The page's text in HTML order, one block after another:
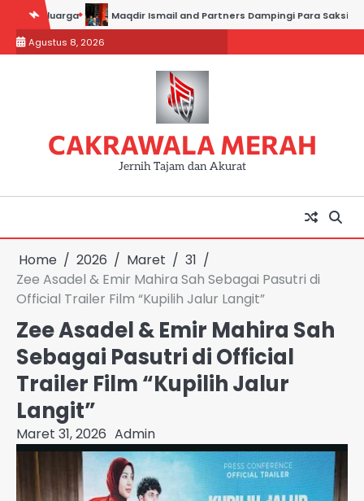
content
Maqdir Ismail and Partners Dampingi Para Saksi Hadiri
Agustus 8, 2026
CAKRAWALA MERAH
Jernih Tajam dan Akurat
Home 2026 Maret
31
Zee Asadel & Emir Mahira Sah Sebagai Pasutri di
Official Trailer Film “Kupilih Jalur Langit”
Zee Asadel & Emir Mahira Sah
Sebagai Pasutri di Official
Trailer Film “Kupilih Jalur
Langit”
Maret 31, 2026 Admin